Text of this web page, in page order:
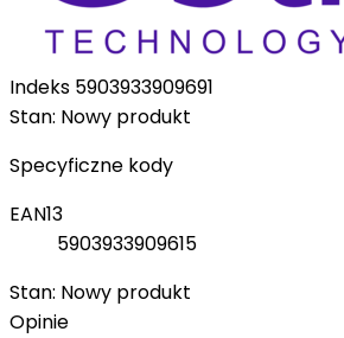
Indeks 5903933909691
Stan: Nowy produkt
Specyficzne kody
EAN13
5903933909615
Stan: Nowy produkt
Opinie